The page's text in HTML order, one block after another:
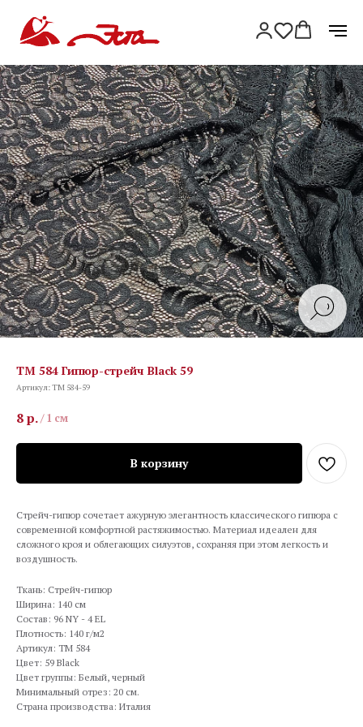
TM 584 Гипюр-стрейч Black 59
Артикул:TM 584-59
8р./ 1 см
В корзину
Стрейч-гипюр сочетает ажурную элегантность классического гипюра с
современной комфортной растяжимостью. Материал идеален для
сложного кроя и облегающих силуэтов, сохраняя при этом легкость и
воздушность.
Ткань: Стрейч-гипюр
Ширина: 140 см
Состав: 96 NY - 4 EL
Плотность: 140 г/м2
Артикул: TM 584
Цвет: 59 Black
Цвет группы: Белый, черный
Минимальный отрез: 20 см.
Страна производства: Италия